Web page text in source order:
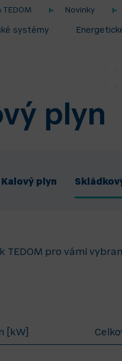
TEDOM Novinky
systémy
plyn
Kalový plyn
pro vámi
[kW]